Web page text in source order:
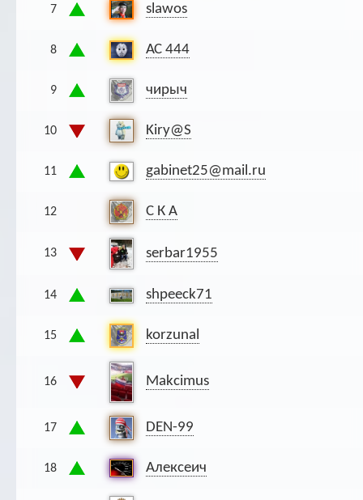
7 slawos
8 АС 444
9 чирыч
10 Kiry@S
11 gabinet25@mail.ru
12 С К А
13 serbar1955
14 shpeeck71
15 korzunal
16 Makcimus
17 DEN-99
18 Алексеич